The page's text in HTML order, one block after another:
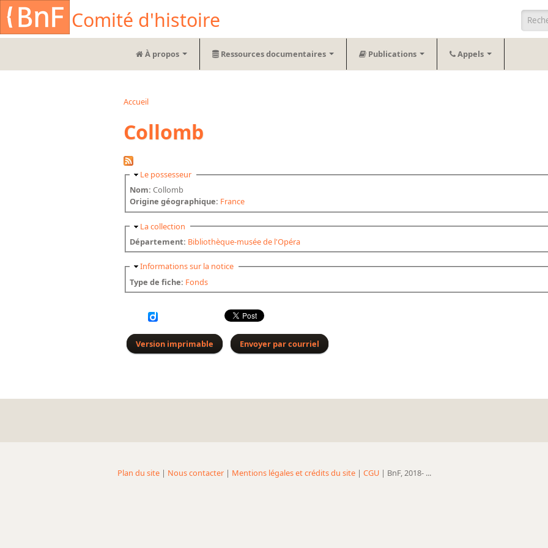
Aller au contenu principal
Comité d'histoire
À propos Ressources documentaires Publications Appels
Accueil
Collomb
Masquer
Le possesseur
Nom:Collomb
Origine géographique: France
Masquer
La collection
Département: Bibliothèque-musée de l'Opéra
Masquer
Informations sur la notice
Type de fiche: Fonds
Version imprimable Envoyer par courriel
Plan du site | Nous contacter | Mentions légales et crédits du site | CGU | BnF, 2018- ...
Cookies management panel